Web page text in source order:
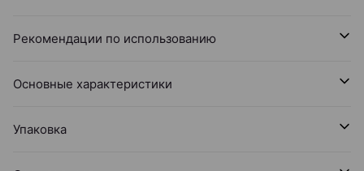
Рекомендации по использованию
Основные характеристики
Упаковка